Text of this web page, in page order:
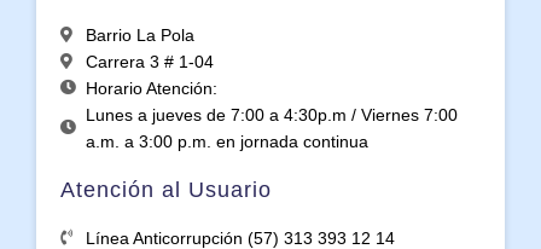
Barrio La Pola
Carrera 3 # 1-04
Horario Atención:
Lunes a jueves de 7:00 a 4:30p.m / Viernes 7:00
a.m. a 3:00 p.m. en jornada continua
Atención al Usuario
Línea Anticorrupción (57) 313 393 12 14